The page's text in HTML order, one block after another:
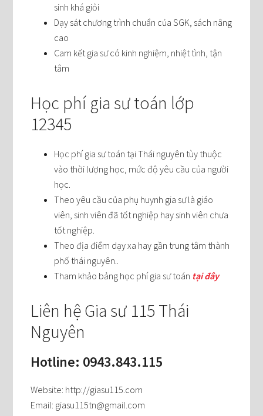
sinh khá giỏi
Dạy sát chương trình chuẩn của SGK, sách nâng
cao
Cam kết gia sư có kinh nghiệm, nhiệt tình, tận
tâm
Học phí gia sư toán lớp
12345
Học phí gia sư toán tại Thái nguyên tùy thuộc
vào thời lượng học, mức độ yêu cầu của người
học.
Theo yêu cầu của phụ huynh gia sư là giáo
viên, sinh viên đã tốt nghiệp hay sinh viên chưa
tốt nghiệp.
Theo địa điểm dạy xa hay gần trung tâm thành
phố thái nguyên..
Tham khảo bảng học phí gia sư toán tại đây
Liên hệ Gia sư 115 Thái
Nguyên
Hotline: 0943.843.115
Website: http://giasu115.com
Email: giasu115tn@gmail.com